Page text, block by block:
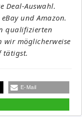
Deal-Auswahl.
und Amazon.
qualifizierten
wir möglicherweise
tätigst.
E-Mail